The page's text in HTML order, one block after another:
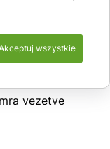
vezetve
wszystkie